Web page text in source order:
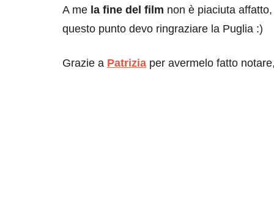
A me la fine del film non è piaciuta
questo punto devo ringraziare la Puglia :)
Grazie a Patrizia per avermelo fatto